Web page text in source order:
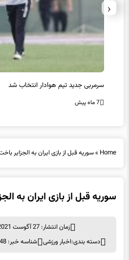
سرمربی جدید تیم هوادار انتخاب شد
7 ماه پیش
‹
Home
»سوریه قبل از بازی ایران به الجزایر
سوریه قبل از بازی ایران به
زمان انتشار: 27 آگوست 2021 ساعت 11:41
دسته بندی:اخبار ورزشی شناسه خبر: 3248